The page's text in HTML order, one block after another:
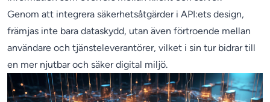
Genom att integrera säkerhetsåtgärder i API:ets design,
främjas inte bara dataskydd, utan även förtroende mellan
användare och tjänsteleverantörer, vilket i sin tur bidrar till
en mer njutbar och säker digital miljö.